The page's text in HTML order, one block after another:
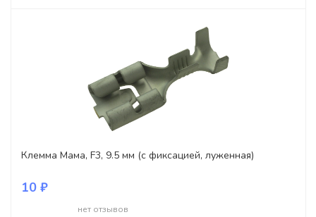
Клемма Мама, F3, 9.5 мм (с фиксацией, луженная)
10 ₽
нет отзывов